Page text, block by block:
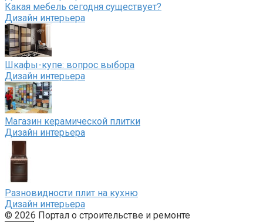
Какая мебель сегодня существует?
Дизайн интерьера
Шкафы-купе: вопрос выбора
Дизайн интерьера
Магазин керамической плитки
Дизайн интерьера
Разновидности плит на кухню
Дизайн интерьера
© 2026 Портал о строительстве и ремонте